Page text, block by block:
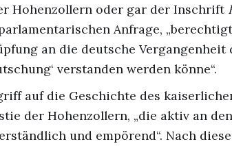
Hohenzollern oder gar der Inschrift
Anfrage,
an die deutsche Vergangenheit
verstanden werden könne“.
auf die Geschichte des
der Hohenzollern, „die aktiv an
und empörend“. Nach